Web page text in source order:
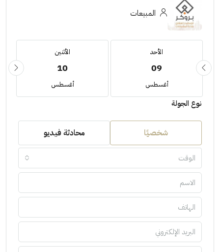
المبيعات
الأحد
09
أغسطس
الأثنين
10
أغسطس
نوع الجولة
شخصيًا محادثة فيديو
الوقت